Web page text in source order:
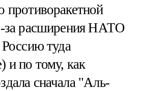
противоракетной
за расширения НАТО
туда
и по тому, как
сначала "Аль-